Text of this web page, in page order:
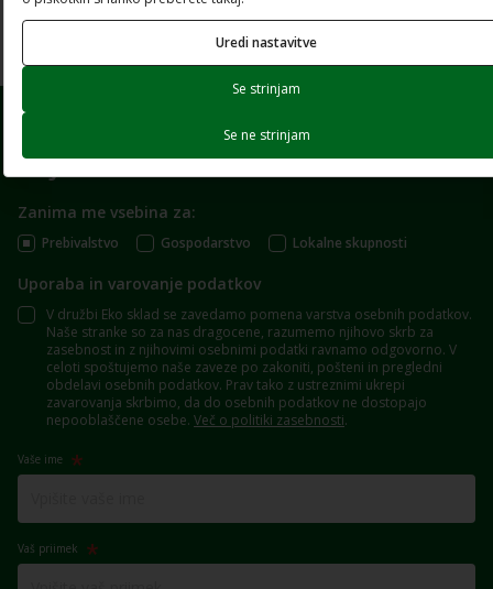
Prenesi dokument
Prijavite se na e-novice
Zanima me vsebina za:
Prebivalstvo Gospodarstvo Lokalne skupnosti
Uporaba in varovanje podatkov
V družbi Eko sklad se zavedamo pomena varstva osebnih podatkov.
Naše stranke so za nas dragocene, razumemo njihovo skrb za
zasebnost in z njihovimi osebnimi podatki ravnamo odgovorno. V
celoti spoštujemo naše zaveze po zakoniti, pošteni in pregledni
obdelavi osebnih podatkov. Prav tako z ustreznimi ukrepi
zavarovanja skrbimo, da do osebnih podatkov ne dostopajo
nepooblaščene osebe. Več o politiki zasebnosti.
Vaše ime
Vaš priimek
Uredi nastavitve
Se strinjam
Se ne strinjam